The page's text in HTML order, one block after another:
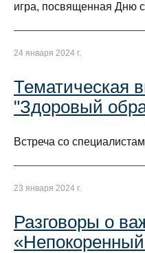
игра, посвященная Дню
24 января 2024 г.
Тематическая
"Здоровый
Встреча со
23 января 2024 г.
Разговоры о